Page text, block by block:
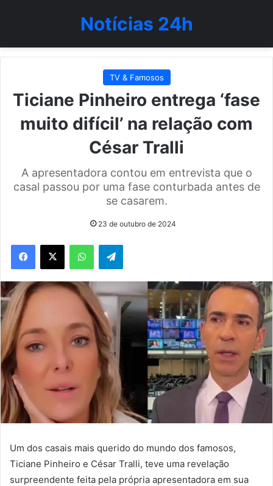
Notícias 24h
TV & Famosos
Ticiane Pinheiro entrega ‘fase
muito difícil’ na relação com
César Tralli
A apresentadora contou em entrevista que o
casal passou por uma fase conturbada antes de
se casarem.
23 de outubro de 2024
WhatsAppTelegram
Um dos casais mais querido do mundo dos famosos,
Ticiane Pinheiro e César Tralli, teve uma revelação
surpreendente feita pela própria apresentadora em sua